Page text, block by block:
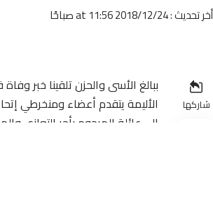
أخر تحديث : 2018/12/24 at 11:56 صباحًا
شاركها
ببالغ الأسى والحزن تلقينا خبر
الأليمة يتقدم أعضاء ومنخرطي
إلى عائلة المرحوم بأحر التعازي